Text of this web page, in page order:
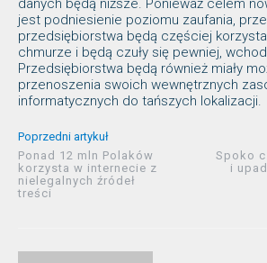
danych będą niższe. Ponieważ celem
jest podniesienie poziomu zaufania,
przedsiębiorstwa będą częściej
chmurze i będą czuły się pewniej,
Przedsiębiorstwa będą również miały
przenoszenia swoich wewnętrznych
informatycznych do tańszych lokalizacji.
Poprzedni artykuł
Ponad 12 mln Polaków
korzysta w internecie z
nielegalnych źródeł
treści
Spoko
i